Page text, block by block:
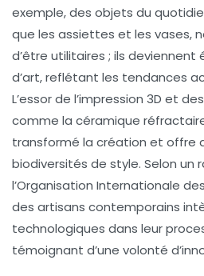
exemple, des objets du
que les assiettes et les vases,
d’être utilitaires ; ils
d’art, reflétant les tendances
L’essor de l’impression 3D et
comme la céramique
transformé la création et offre
biodiversités de style. Selon un
l’Organisation Internationale
des artisans contemporains
technologiques dans leur
témoignant d’une volonté